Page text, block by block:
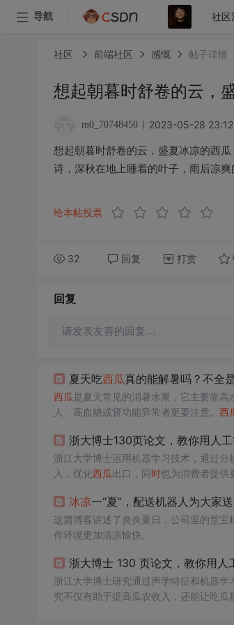
导航 社区
社区 前端社区 感慨 帖子详情
想起朝暮时舒卷的云，
m0_70748450 2023-05-28
想起朝暮时舒卷的云，盛夏冰凉的西
诗，深秋在地上睡着的叶子，雨后凉
给本帖投票
32 回复 打赏
回复
请发表友善的回复…
夏天吃西瓜真的能解暑吗？不全
西瓜是夏天常见的消暑水果，它主要靠高
人、高血糖或肾功能异常者更要注意。 西
浙大博士130页论文，教你用人
浙江大学博士运用机器学习技术，通过分
入，优化西瓜出口，同时也为消费者提供
冰凉一“夏”，配送机器人为大家送
这篇博客讲述了炎炎夏日，公司里的堂宝
作环境更加清凉愉快。
浙大博士 130 页论文，教你用人
浙江大学博士研究通过声学特征和机器学
究不仅有助于提高瓜农收入，还能让吃瓜